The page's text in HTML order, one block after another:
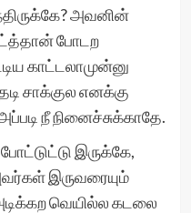
அவனின்
போடற
காட்டலாமுன்னு
சாக்குல எனக்கு
நீ நினைச்சுக்காதே.
இருக்கே,
இருவரையும்
வெயில்ல கடலை